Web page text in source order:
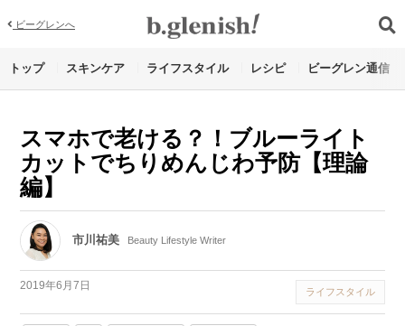
ビーグレンへ
トップ スキンケア ライフスタイル レシピ ビーグレン通信
スマホで老ける？！ブルーライト
カットでちりめんじわ予防【理論
編】
市川祐美 Beauty Lifestyle Writer
2019年6月7日 ライフスタイル